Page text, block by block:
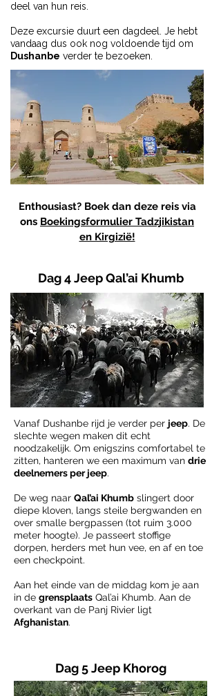
deel van hun reis.
Deze excursie duurt een dagdeel. Je hebt
vandaag dus ook nog voldoende tijd om
Dushanbe verder te bezoeken.
Enthousiast? Boek dan deze reis via
ons Boekingsformulier Tadzjikistan
en Kirgizië!
Dag 4 Jeep Qal’ai Khumb
Vanaf Dushanbe rijd je verder per jeep. De
slechte wegen maken dit echt
noodzakelijk. Om enigszins comfortabel te
zitten, hanteren we een maximum van drie
deelnemers per jeep.
De weg naar Qal’ai Khumb slingert door
diepe kloven, langs steile bergwanden en
over smalle bergpassen (tot ruim 3.000
meter hoogte). Je passeert stoffige
dorpen, herders met hun vee, en af en toe
een checkpoint.
Aan het einde van de middag kom je aan
in de grensplaats Qal’ai Khumb. Aan de
overkant van de Panj Rivier ligt
Afghanistan.
Dag 5 Jeep Khorog